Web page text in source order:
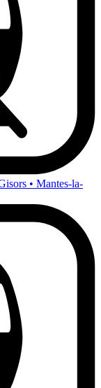
• Mantes-la-